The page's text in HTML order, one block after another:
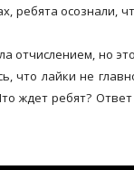
ребята осознали,
отчислением, но
что лайки не
ждет ребят?